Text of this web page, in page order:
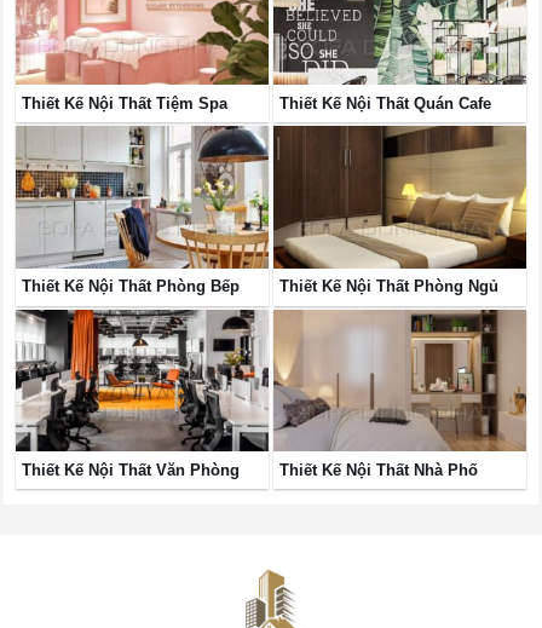
Thiết Kế Nội Thất Tiệm Spa Thiết Kế Nội Thất Quán Cafe
Thiết Kế Nội Thất Phòng Bếp Thiết Kế Nội Thất Phòng Ngủ
Thiết Kế Nội Thất Văn Phòng Thiết Kế Nội Thất Nhà Phố